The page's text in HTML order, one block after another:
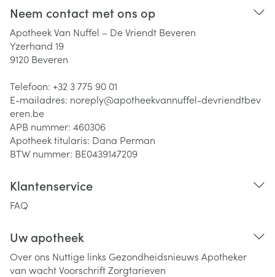
Neem contact met ons op
Apotheek Van Nuffel – De Vriendt Beveren
Yzerhand 19
9120 Beveren
Telefoon: +32 3 775 90 01
E-mailadres: noreply@apotheekvannuffel-devriendtbev
eren.be
APB nummer: 460306
Apotheek titularis: Dana Perman
BTW nummer: BE0439147209
Klantenservice
FAQ
Uw apotheek
Over ons Nuttige links Gezondheidsnieuws Apotheker
van wachtVoorschriftZorgtarieven